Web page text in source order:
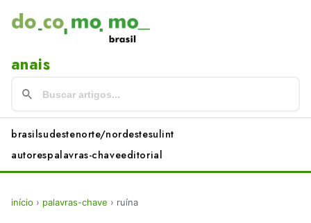
anais
brasilsudestenorte/nordestesulint
autorespalavras-chaveeditorial
início › palavras-chave › ruína